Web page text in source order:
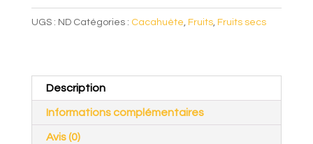
torréfiées
UGS : ND Catégories : Cacahuète Fruits, Fruits secs
Description
Informations complémentaires
Avis (0)